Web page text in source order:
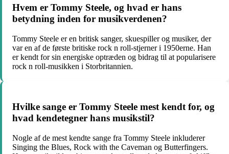
Hvem er Tommy Steele, og hvad er hans
betydning inden for musikverdenen?
Tommy Steele er en britisk sanger, skuespiller og musiker, der
var en af de første britiske rock n roll-stjerner i 1950erne. Han
er kendt for sin energiske optræden og bidrag til at popularisere
rock n roll-musikken i Storbritannien.
Hvilke sange er Tommy Steele mest kendt for, og
hvad kendetegner hans musikstil?
Nogle af de mest kendte sange fra Tommy Steele inkluderer
Singing the Blues, Rock with the Caveman og Butterfingers.